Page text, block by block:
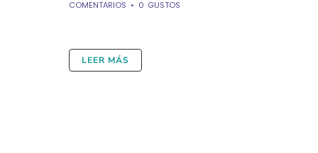
COMENTARIOS
0 GUSTOS
LEER MÁS